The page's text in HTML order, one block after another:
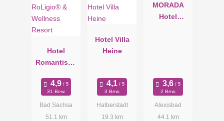
Hotel
Romantisch
RoLigio® &
Wellness
Resort
31 Bew.
Bad Sachsa
51.1 km
Hotel Villa
Heine
3 Bew.
Halberstadt
19.3 km
MORADA
Hotel
2 Bew.
Alexisbad
44.1 km